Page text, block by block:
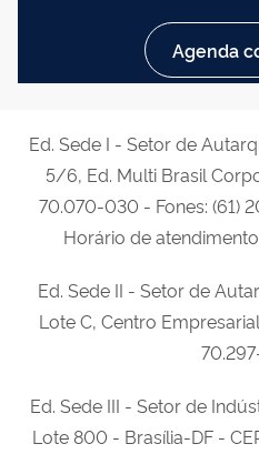
Agenda
Ed. Sede I - Setor de
5/6, Ed. Multi Brasil
70.070-030 - Fones: (61)
Horário de
Ed. Sede II - Setor de
Lote C, Centro
Ed. Sede III - Setor de
Lote 800 - Brasília-DF -